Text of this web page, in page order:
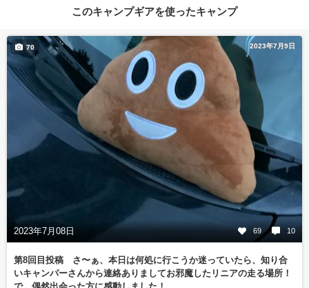
このキャンプギアを使ったキャンプ
2023年7月9日
2023年7月08日 69 10
70
第8回目投稿 さ〜ぁ、本日は何処に行こうか迷っていたら、知り合
いキャンパーさんから連絡ありましてお邪魔したリニアの走る場所！